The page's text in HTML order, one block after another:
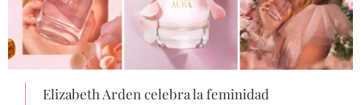
Elizabeth Arden celebra la feminidad